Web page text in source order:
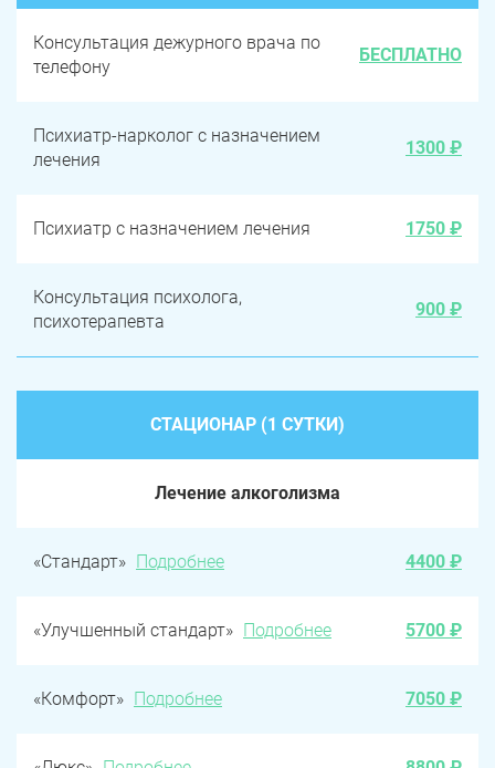
Консультация дежурного врача по
телефону
БЕСПЛАТНО
Психиатр-нарколог с назначением
лечения
1300 ₽
Психиатр с назначением лечения 1750 ₽
Консультация психолога,
психотерапевта
900 ₽
СТАЦИОНАР (1 СУТКИ)
Лечение алкоголизма
«Стандарт» Подробнее 4400 ₽
«Улучшенный стандарт» Подробнее 5700 ₽
«Комфорт» Подробнее 7050 ₽